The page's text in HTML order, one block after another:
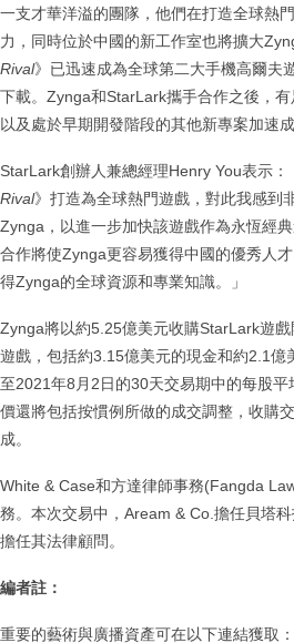
一支才華洋溢的團隊，他們在打造全球熱
力，同時位於中國的新工作室也將擴大
Rival》已迅速成為全球第二大手機高爾夫
下載。Zynga和StarLark攜手合作之後，有
以及處於早期開發階段的其他新專案加速成
StarLark創辦人兼總經理Henry You表示
Rival》打造為全球熱門遊戲，對此我感到
Zynga，以進一步加快該遊戲作為永恆經
合作將使Zynga更容易獲得中國的優秀人
得Zynga的全球資源和專業知識。」
Zynga將以約5.25億美元收購StarLark遊
遊戲，包括約3.15億美元的現金和約2.1億
至2021年8月2日的30天交易期中的每股
價還將包括按慣例所做的成交調整，收購
成。
White & Case和方達律師事務(Fangda
務。本次交易中，Aream & Co.擔任貝塔
擔任其法律顧問。
編者註：
重要的藝術與廣播資產可在以下連結獲取：